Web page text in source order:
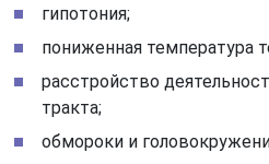
гипотония;
пониженная температура
расстройство
тракта;
обмороки и